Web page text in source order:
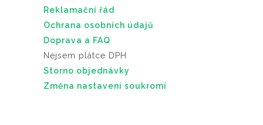
Reklamační řád
Ochrana osobních údajů
Doprava a FAQ
Nejsem plátce DPH
Storno objednávky
Změna nastavení soukromí